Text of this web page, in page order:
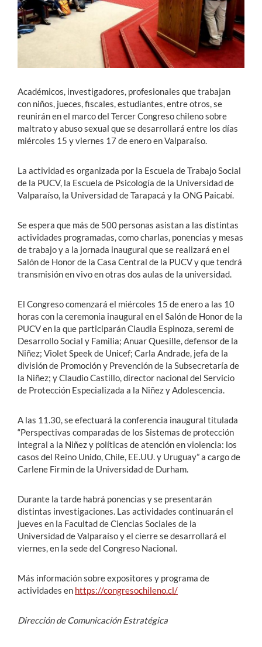
English
Académicos, investigadores, profesionales que trabajan
con niños, jueces, fiscales, estudiantes, entre otros, se
reunirán en el marco del Tercer Congreso chileno sobre
maltrato y abuso sexual que se desarrollará entre los días
miércoles 15 y viernes 17 de enero en Valparaíso.
La actividad es organizada por la Escuela de Trabajo Social
de la PUCV, la Escuela de Psicología de la Universidad de
Valparaíso, la Universidad de Tarapacá y la ONG Paicabí.
Se espera que más de 500 personas asistan a las distintas
actividades programadas, como charlas, ponencias y mesas
de trabajo y a la jornada inaugural que se realizará en el
Salón de Honor de la Casa Central de la PUCV y que tendrá
transmisión en vivo en otras dos aulas de la universidad.
El Congreso comenzará el miércoles 15 de enero a las 10
horas con la ceremonia inaugural en el Salón de Honor de la
PUCV en la que participarán Claudia Espinoza, seremi de
Desarrollo Social y Familia; Anuar Quesille, defensor de la
Niñez; Violet Speek de Unicef; Carla Andrade, jefa de la
división de Promoción y Prevención de la Subsecretaría de
la Niñez; y Claudio Castillo, director nacional del Servicio
de Protección Especializada a la Niñez y Adolescencia.
A las 11.30, se efectuará la conferencia inaugural titulada
“Perspectivas comparadas de los Sistemas de protección
integral a la Niñez y políticas de atención en violencia: los
casos del Reino Unido, Chile, EE.UU. y Uruguay” a cargo de
Carlene Firmin de la Universidad de Durham.
Durante la tarde habrá ponencias y se presentarán
distintas investigaciones. Las actividades continuarán el
jueves en la Facultad de Ciencias Sociales de la
Universidad de Valparaíso y el cierre se desarrollará el
viernes, en la sede del Congreso Nacional.
Más información sobre expositores y programa de
actividades en https://congresochileno.cl/
Dirección de Comunicación Estratégica